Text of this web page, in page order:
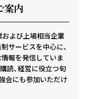
案内
および上場相当企業
サービスを中心に、
報を発信していま
読、経営に役立つ旬
会にも参加いただけ